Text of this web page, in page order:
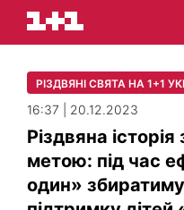
РІЗДВЯНІ СВЯТА НА 1+1
16:37 | 20.12.2023
Різдвяна
метою: під час
один»